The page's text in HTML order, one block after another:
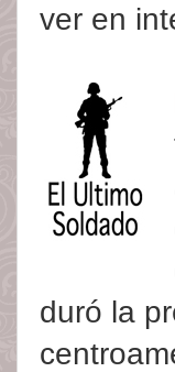
ver en
duró la